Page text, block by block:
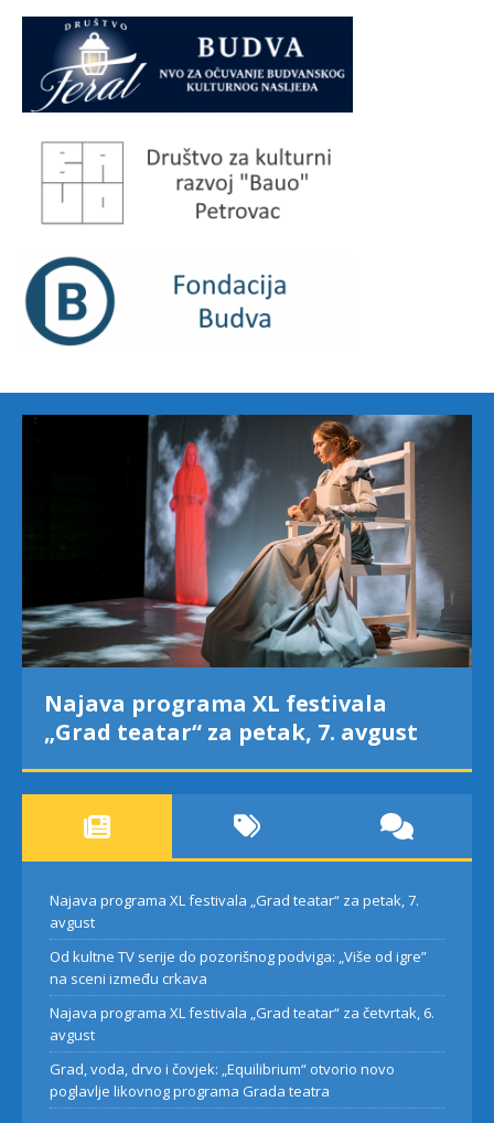
Najava programa XL festivala
„Grad teatar“ za petak, 7. avgust
Najava programa XL festivala „Grad teatar“ za petak, 7.
avgust
Od kultne TV serije do pozorišnog podviga: „Više od igre”
na sceni između crkava
Najava programa XL festivala „Grad teatar“ za četvrtak, 6.
avgust
Grad, voda, drvo i čovjek: „Equilibrium“ otvorio novo
poglavlje likovnog programa Grada teatra